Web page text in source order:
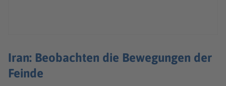
Iran: Beobachten die Bewegungen der
Feinde